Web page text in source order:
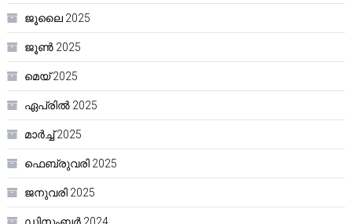
ജൂലൈ 2025
ജൂൺ 2025
മെയ്‌ 2025
ഏപ്രിൽ 2025
മാർച്ച്‌ 2025
ഫെബ്രുവരി 2025
ജനുവരി 2025